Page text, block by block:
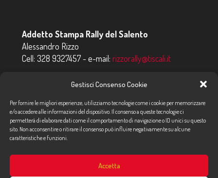
Gestisci Consenso Cookie
Per fornire le migliori esperienze, utilizziamo tecnologie come i cookie per memorizzare
e/o accedere alle informazioni del dispositivo. Il consenso a queste tecnologie ci
permetterà di elaborare dati come il comportamento di navigazione o ID unici su questo
sito. Non acconsentire o ritirare il consenso può influire negativamente su alcune
caratteristiche e funzioni.
Accetta
Addetto Stampa Rally del Salento
Alessandro Rizzo
Cell: 328 9327457 - e-mail: rizzorally@tiscali.it
Giuseppe Livecchi
Gianluca Eremita
Cell:347 4684800- e-mail:addettostampa@tiscali.it